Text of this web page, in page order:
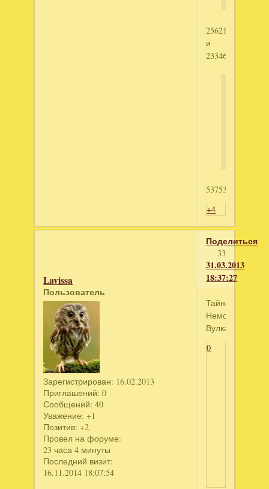
2562129468
и
2334697621
537532501
+4
Поделиться
33
31.03.2013
18:37:27
Lavissa
Пользователь
Зарегистрирован: 16.02.2013
Приглашений: 0
Сообщений: 40
Уважение: +1
Позитив: +2
Провел на форуме:
23 часа 4 минуты
Последний визит:
16.11.2014 18:07:54
Тайна
Немо.
Вулкания
0